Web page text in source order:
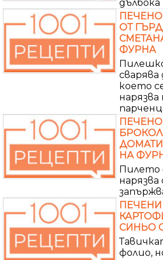
дълбока
ОТ
ФУРНА
сварява
което
нарязва
ДОМАТИ
НА
Пилето
СИНЬО
фолио,